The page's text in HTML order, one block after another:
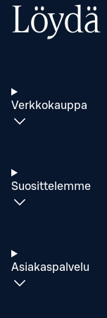
Löydä
Verkkokauppa
Suosittelemme
Asiakaspalvelu